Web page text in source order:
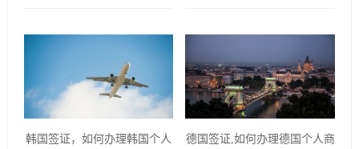
韩国签证，如何办理韩国个人
德国签证,如何办理德国个人商